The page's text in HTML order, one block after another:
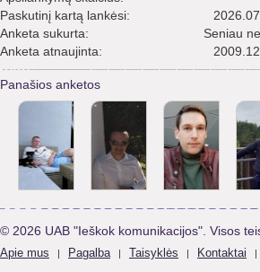
Paskutinį kartą lankėsi:
Anketa sukurta:
Seniau
Anketa atnaujinta:
Panašios anketos
© 2026 UAB "Ieškok komunikacijos". Visos
Apie mus | Pagalba | Taisyklės | Kontaktai |